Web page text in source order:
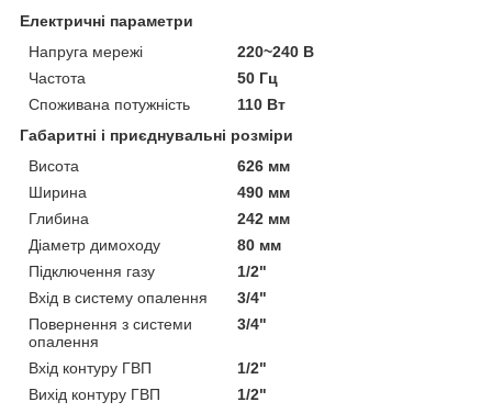
Електричні параметри
Напруга мережі
220~240 В
Частота
50 Гц
Споживана потужність
110 Вт
Габаритні і приєднувальні розміри
Висота
626 мм
Ширина
490 мм
Глибина
242 мм
Діаметр димоходу
80 мм
Підключення газу
1/2"
Вхід в систему опалення
3/4"
Повернення з системи
опалення
3/4"
Вхід контуру ГВП
1/2"
Вихід контуру ГВП
1/2"